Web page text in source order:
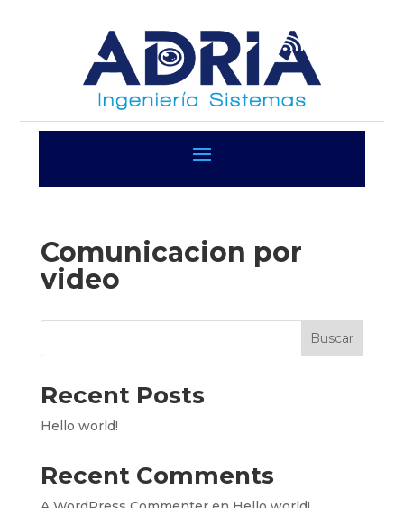
Comunicacion por
video
Buscar
Recent Posts
Hello world!
Recent Comments